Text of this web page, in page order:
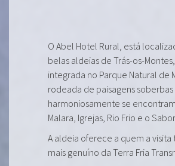
O Abel Hotel Rural, está
belas aldeias de Trás-os-
integrada no Parque Natural de
rodeada de paisagens
harmoniosamente se
Malara, Igrejas, Rio Frio e o
A aldeia oferece a quem a
mais genuíno da Terra Fria